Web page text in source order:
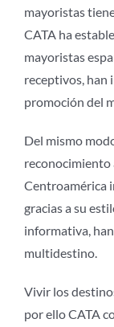
mayoristas
CATA ha
mayoristas
receptivos, han
promoción del
Del mismo
reconocimiento
Centroamérica
gracias a su
informativa,
multidestino.
Vivir los
por ello CATA